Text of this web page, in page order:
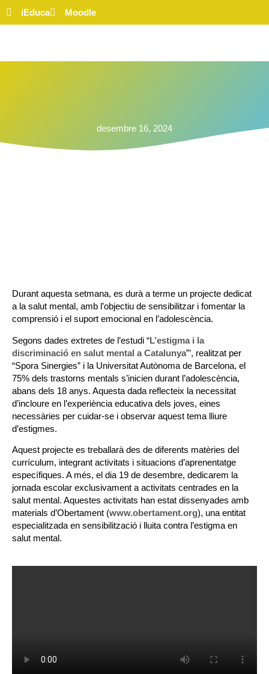
iEduca Moodle
desembre 16, 2024
Durant aquesta setmana, es durà a terme un projecte dedicat
a la salut mental, amb l’objectiu de sensibilitzar i fomentar la
comprensió i el suport emocional en l’adolescència.
Segons dades extretes de l’estudi “L’estigma i la
discriminació en salut mental a Catalunya”’, realitzat per
“Spora Sinergies” i la Universitat Autònoma de Barcelona, el
75% dels trastorns mentals s’inicien durant l’adolescència,
abans dels 18 anys. Aquesta dada reflecteix la necessitat
d’incloure en l’experiència educativa dels joves, eines
necessàries per cuidar-se i observar aquest tema lliure
d’estigmes.
Aquest projecte es treballarà des de diferents matèries del
currículum, integrant activitats i situacions d’aprenentatge
específiques. A més, el dia 19 de desembre, dedicarem la
jornada escolar exclusivament a activitats centrades en la
salut mental. Aquestes activitats han estat dissenyades amb
materials d’Obertament (www.obertament.org), una entitat
especialitzada en sensibilització i lluita contra l’estigma en
salut mental.